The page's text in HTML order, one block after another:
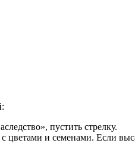
пустить стрелку.
цветами и семенами. Если